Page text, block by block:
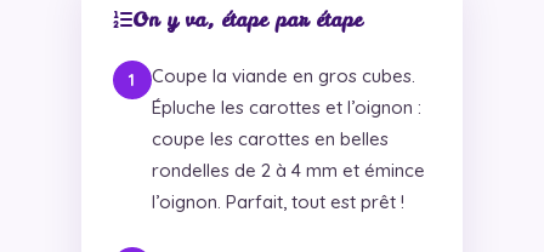
On y va, étape par étape
Coupe la viande en gros cubes.
Épluche les carottes et l’oignon :
coupe les carottes en belles
rondelles de 2 à 4 mm et émince
l’oignon. Parfait, tout est prêt !